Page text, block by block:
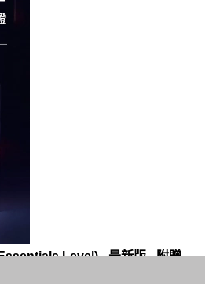
Level) - 最新版 - 附贈